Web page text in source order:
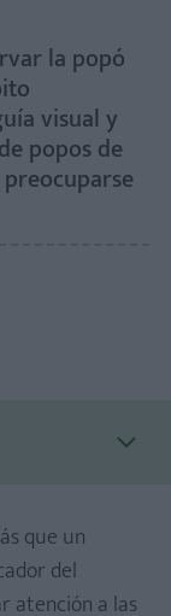
la popó
visual y
popos de
que un
del
atención a las